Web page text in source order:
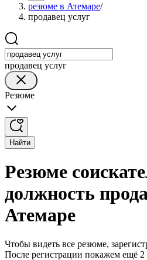
резюме в Атемаре/
продавец услуг
продавец услуг
Резюме
Найти
Резюме
должность
Атемаре
Чтобы видеть все резюме,
После регистрации покажем ещё